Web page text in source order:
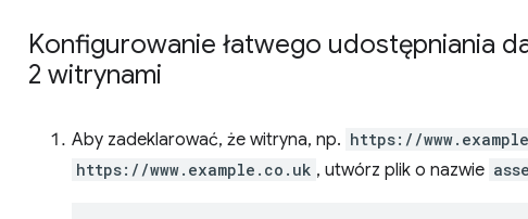
Konfigurowanie łatwego udostępniania
2 witrynami
Aby zadeklarować, że witryna, np. https://
https://www.example.co.uk , utwórz plik o nazwie